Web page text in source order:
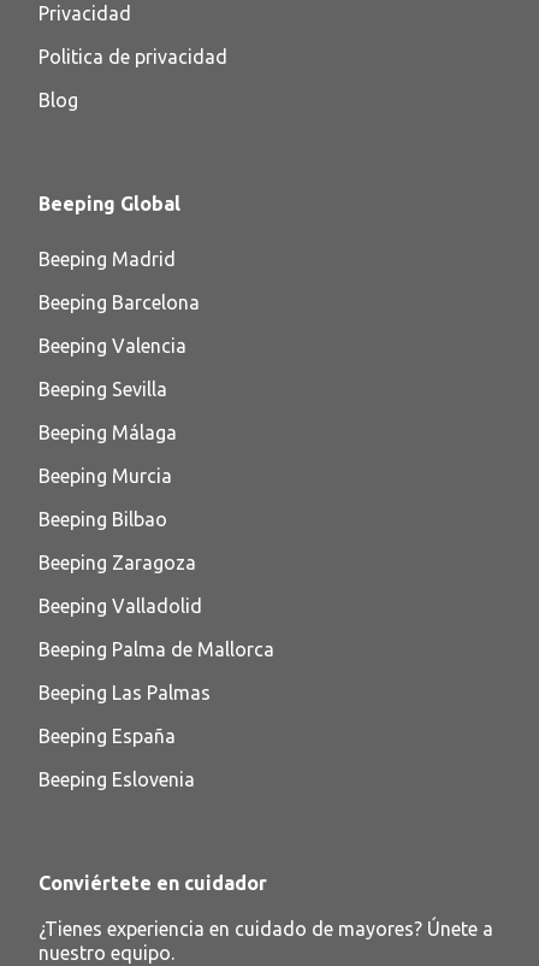
Privacidad
Politica de privacidad
Blog
Beeping Global
Beeping Madrid
Beeping Barcelona
Beeping Valencia
Beeping Sevilla
Beeping Málaga
Beeping Murcia
Beeping Bilbao
Beeping Zaragoza
Beeping Valladolid
Beeping Palma de Mallorca
Beeping Las Palmas
Beeping España
Beeping Eslovenia
Conviértete en cuidador
¿Tienes experiencia en cuidado de mayores? Únete a
nuestro equipo.